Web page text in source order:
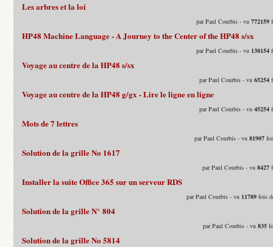
Les arbres et la loi
par Paul Courbis - vu772159
HP48 Machine Language - A Journey to the Center of the HP48 s/sx
par Paul Courbis - vu 138154
Voyage au centre de la HP48 s/sx
par Paul Courbis - vu65254
Voyage au centre de la HP48 g/gx - Lire le ligne en ligne
par Paul Courbis - vu45254
Mots de 7 lettres
par Paul Courbis - vu81907
Solution de la grille No 1617
par Paul Courbis - vu8427
Installer la suite Office 365 sur un serveur RDS
par Paul Courbis - vu 11789 fois
Solution de la grille N° 804
par Paul Courbis - vu835
Solution de la grille No 5814